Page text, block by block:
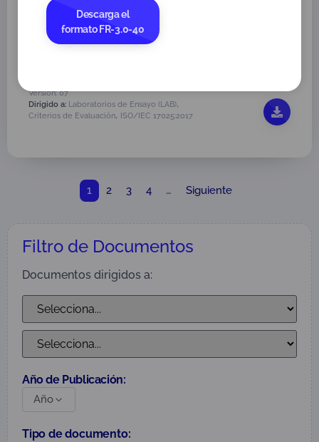
DEL PLAN DE PARTICIPACIÓN EN
ENSAYOS DE APTITUD Y/O
COMPARACIONES DISTINTAS A ENSAYOS
Versión: 07
Dirigido a: Laboratorios de Ensayo (LAB),
Criterios de Evaluación, ISO/IEC 17025:2017
1 2 3 4 … Siguiente
Filtro de Documentos
Documentos dirigidos a:
Año de Publicación:
Año
Tipo de documento:
Descarga el
formato FR-3.0-40